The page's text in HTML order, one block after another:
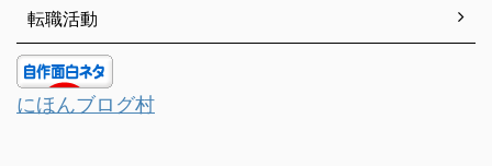
転職活動
にほんブログ村